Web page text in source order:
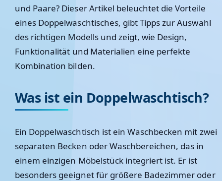
und Paare? Dieser Artikel beleuchtet die Vorteile
eines Doppelwaschtisches, gibt Tipps zur Auswahl
des richtigen Modells und zeigt, wie Design,
Funktionalität und Materialien eine perfekte
Kombination bilden.
Was ist ein Doppelwaschtisch?
Ein Doppelwaschtisch ist ein Waschbecken mit zwei
separaten Becken oder Waschbereichen, das in
einem einzigen Möbelstück integriert ist. Er ist
besonders geeignet für größere Badezimmer oder